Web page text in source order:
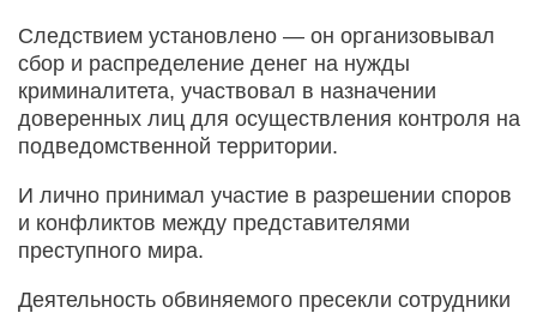
Следствием установлено — он организовывал
сбор и распределение денег на нужды
криминалитета, участвовал в назначении
доверенных лиц для осуществления контроля на
подведомственной территории.
И лично принимал участие в разрешении споров
и конфликтов между представителями
преступного мира.
Деятельность обвиняемого пресекли сотрудники